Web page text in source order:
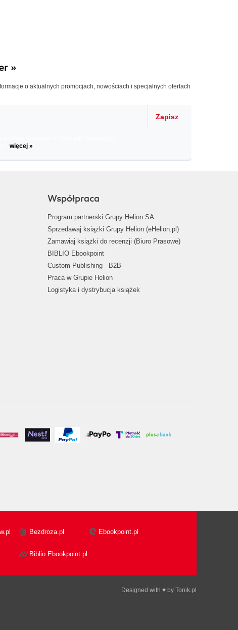
»
o aktualnych promocjach, nowościach i specjalnych ofertach
Zapisz
więcej »
Współpraca
Program partnerski Grupy Helion SA
Sprzedawaj książki Grupy Helion (eHelion.pl)
Zamawiaj książki do recenzji (Biuro Prasowe)
BIBLIO Ebookpoint
Custom Publishing - B2B
Praca w Grupie Helion
Logistyka i dystrybucja książek
Bezdroza.pl Ebookpoint.pl
Biblio.Ebookpoint.pl
Designed with ♥ by Tonik.pl